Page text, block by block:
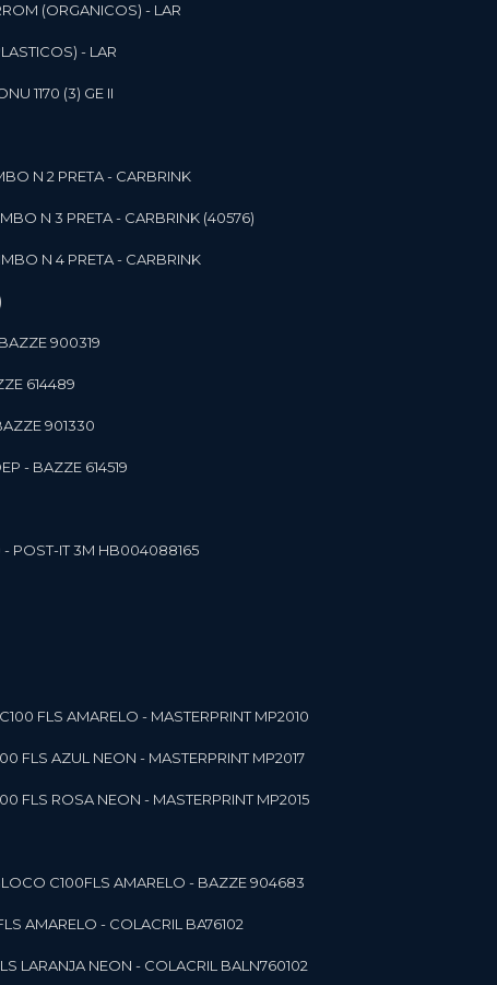
(ORGANICOS) - LAR
- LAR
1170 (3) GE II
N 2 PRETA - CARBRINK
N 3 PRETA - CARBRINK (40576)
N 4 PRETA - CARBRINK
900319
614489
901330
- BAZZE 614519
- POST-IT 3M HB004088165
FLS AMARELO - MASTERPRINT MP2010
FLS AZUL NEON - MASTERPRINT MP2017
FLS ROSA NEON - MASTERPRINT MP2015
C100FLS AMARELO - BAZZE 904683
AMARELO - COLACRIL BA76102
LARANJA NEON - COLACRIL BALN760102